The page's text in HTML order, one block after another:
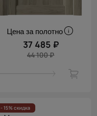
Цена за полотно
37 485 ₽
44 100 ₽
- 15% скидка